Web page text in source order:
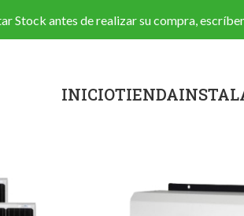
Stock antes de realizar su compra,
INICIOTIENDA